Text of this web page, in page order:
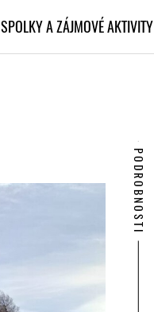
SPOLKY A ZÁJMOVÉ AKTIVITY
PODROBNOSTI